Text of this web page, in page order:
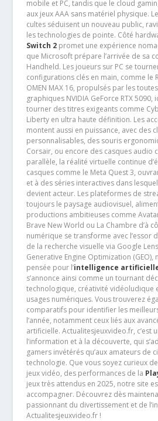
mobile et PC, tandis que le cloud
aux jeux AAA sans matériel physique.
cultes séduisent un nouveau public,
les technologies de pointe. Côté
Switch 2promet une expérience
que Microsoft prépare l’arrivée de sa
Handheld. Les joueurs sur PC se
configurations clés en main, comme le
OMEN MAX 16, propulsés par les
graphiques NVIDIA GeForce RTX
tourner des titres exigeants comme
Liberty en ultra haute définition. Les
montent aussi en puissance, avec des
personnalisables, des souris
Corsair, ou encore des casques audio
parallèle, la réalité virtuelle continue
casques comme le Meta Quest 3,
et à des séries interactives dans
devient acteur. Les plateformes de
toujours le paysage audiovisuel,
productions ambitieuses comme
Brave New World ou La Chambre d’à
numérique se transforme avec l’essor
de la recherche visuelle via Google
Generative Engine Optimization (GEO),
pensée pour l’intelligence
s’annonce ainsi comme un tournant
technologique, créativité vidéoludique
usages numériques. Vous trouverez
comparatifs pour identifier les
l’année, notamment ceux liés aux
artificielle. Actualitesjeuxvideo.fr, c’est
l’information et à la découverte, qui
gamers invétérés qu’aux amateurs de
technologie. Que vous soyez curieux
jeux vidéo, des performances de la
jeux très attendus en 2025, notre site
accompagner. Découvrez dès
passionnant du divertissement et de
Actualitesjeuxvideo.fr !